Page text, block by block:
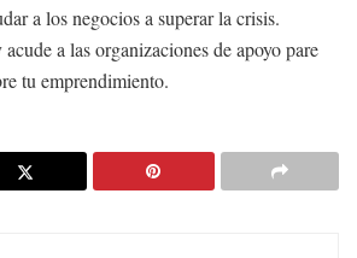
a los negocios a superar la crisis.
a las organizaciones de apoyo pare
tu emprendimiento.